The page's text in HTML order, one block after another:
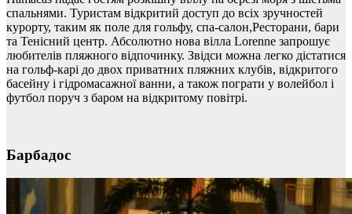
спальнями. Туристам відкритий доступ до всіх зручностей
курорту, таким як поле для гольфу, спа-салон,Ресторани, бари
та Тенісний центр. Абсолютно нова вілла Lorenne запрошує
любителів пляжного відпочинку. Звідси можна легко дістатися
на гольф-карі до двох приватних пляжних клубів, відкритого
басейну і гідромасажної ванни, а також пограти у волейбол і
футбол поруч з баром на відкритому повітрі.
Барбадос